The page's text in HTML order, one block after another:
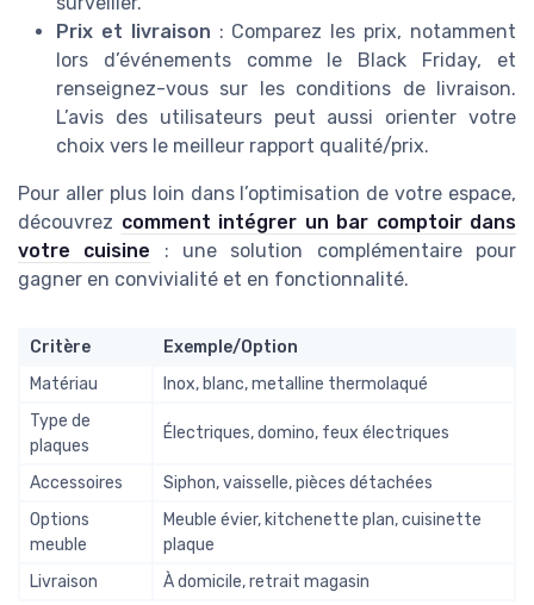
Prix et livraison : Comparez les prix, notamment
lors d’événements comme le Black Friday, et
renseignez-vous sur les conditions de livraison.
L’avis des utilisateurs peut aussi orienter votre
choix vers le meilleur rapport qualité/prix.
Pour aller plus loin dans l’optimisation de votre espace,
découvrez comment intégrer un bar comptoir dans
votre cuisine : une solution complémentaire pour
gagner en convivialité et en fonctionnalité.
Critère
Exemple/Option
Matériau
Inox, blanc, metalline thermolaqué
Type de
plaques
Électriques, domino, feux électriques
Accessoires
Siphon, vaisselle, pièces détachées
Options
meuble
Meuble évier, kitchenette plan, cuisinette
plaque
Livraison
À domicile, retrait magasin